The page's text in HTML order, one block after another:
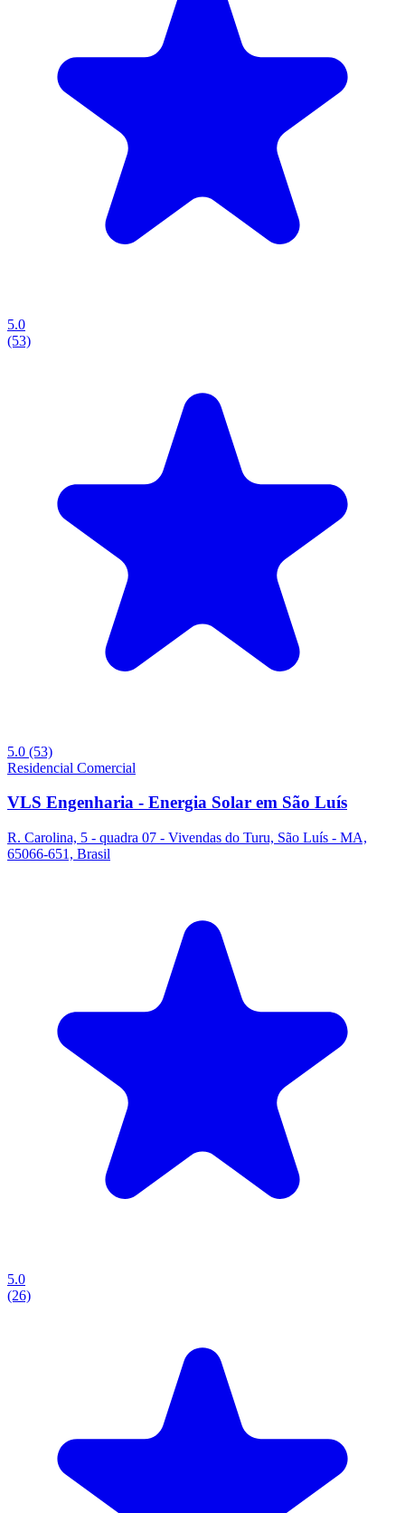
5.0
(53)
5.0 (53)
Residencial Comercial
VLS Engenharia - Energia Solar em São Luís
R. Carolina, 5 - quadra 07 - Vivendas do Turu, São Luís - MA,
65066-651, Brasil
5.0
(26)